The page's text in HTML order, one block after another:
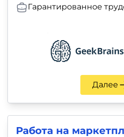
Гарантированное
Далее
Работа на